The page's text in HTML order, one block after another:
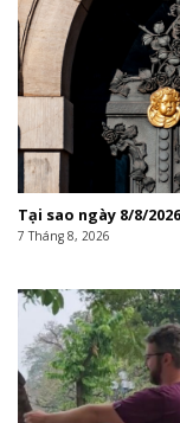
Tại sao ngày 8/8/
7 Tháng 8, 2026